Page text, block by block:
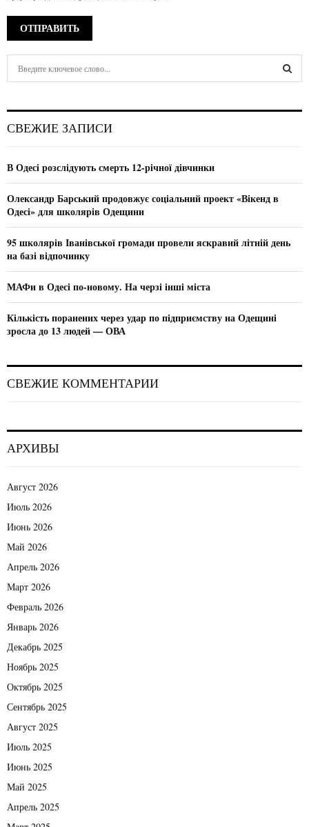
h
o
:
СВЕЖИЕ ЗАПИСИ
В Одесі розслідують смерть 12-річної дівчинки
Олександр Барський продовжує соціальний проект «Вікенд в
Одесі» для школярів Одещини
95 школярів Іванівської громади провели яскравий літній день
на базі відпочинку
МАФи в Одесі по-новому. На черзі інші міста
Кількість поранених через удар по підприємству на Одещині
зросла до 13 людей — ОВА
СВЕЖИЕ КОММЕНТАРИИ
АРХИВЫ
Август 2026
Июль 2026
Июнь 2026
Май 2026
Апрель 2026
Март 2026
Февраль 2026
Январь 2026
Декабрь 2025
Ноябрь 2025
Октябрь 2025
Сентябрь 2025
Август 2025
Июль 2025
Июнь 2025
Май 2025
Апрель 2025